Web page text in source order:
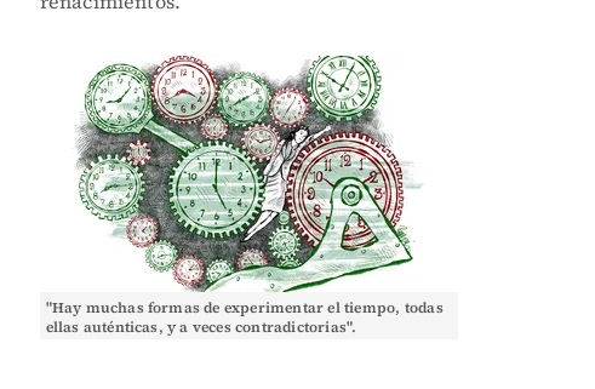
"Hay muchas formas de experimentar el tiempo, todas
ellas auténticas, y a veces contradictorias".